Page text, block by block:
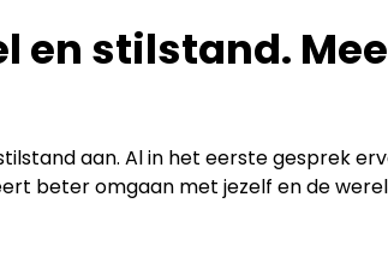
en stilstand.
aan. Al in het eerste gesprek
beter omgaan met jezelf en de